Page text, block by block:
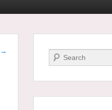
→ Szukaj